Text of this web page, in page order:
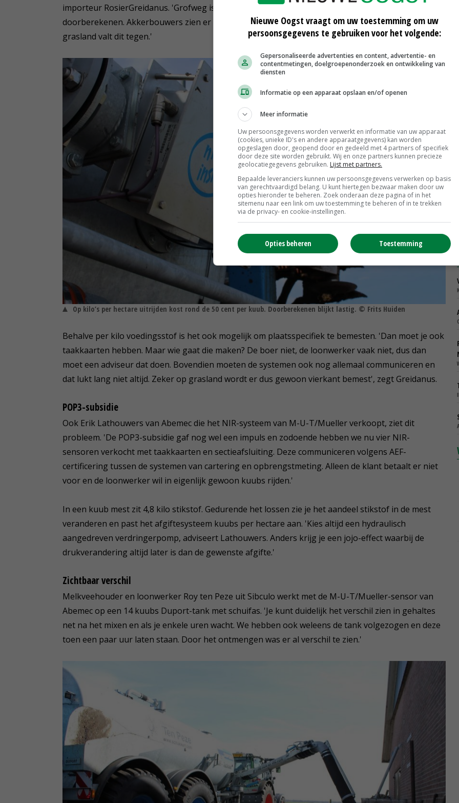
importeur RosierGreidanus. 'Grofweg is dat 50 cent per kuub, maar niet elke loonwerker kan dit
doorberekenen. Akkerbouwers zien er sneller meerwaarde van in, maar bij veehouders met
grasland valt dit tegen.'
Op kilo’s per hectare uitrijden kost rond de 50 cent per kuub. Doorberekenen blijkt lastig. © Frits Huiden
Behalve per kilo voedingsstof is het ook mogelijk om plaatsspecifiek te bemesten. 'Dan moet je ook
taakkaarten hebben. Maar wie gaat die maken? De boer niet, de loonwerker vaak niet, dus dan
moet een adviseur dat doen. Bovendien moeten de systemen ook nog allemaal communiceren en
dat lukt lang niet altijd. Zeker op grasland wordt er dus gewoon vierkant bemest', zegt Greidanus.
POP3-subsidie
Ook Erik Lathouwers van Abemec die het NIR-systeem van M-U-T/Mueller verkoopt, ziet dit
probleem. 'De POP3-subsidie gaf nog wel een impuls en zodoende hebben we nu vier NIR-
sensoren verkocht met taakkaarten en sectieafsluiting. Deze communiceren volgens AEF-
certificering tussen de systemen van cartering en opbrengstmeting. Alleen de klant betaalt er niet
voor en de loonwerker wil in eigenlijk gewoon kuubs rijden.'
In een kuub mest zit 4,8 kilo stikstof. Gedurende het lossen zie je het aandeel stikstof in de mest
veranderen en past het afgiftesysteem kuubs per hectare aan. 'Kies altijd een hydraulisch
aangedreven verdringerpomp, adviseert Lathouwers. Anders krijg je een jojo-effect waarbij de
drukverandering altijd later is dan de gewenste afgifte.'
Zichtbaar verschil
Melkveehouder en loonwerker Roy ten Peze uit Sibculo werkt met de M-U-T/Mueller-sensor van
Abemec op een 14 kuubs Duport-tank met schuifas. 'Je kunt duidelijk het verschil zien in gehaltes
net na het mixen en als je enkele uren wacht. We hebben ook weleens de tank volgezogen en deze
toen een paar uur laten staan. Door het ontmengen was er al verschil te zien.'
Nieuwe Oogst vraagt om uw toestemming om uw
persoonsgegevens te gebruiken voor het volgende:
Gepersonaliseerde advertenties en content, advertentie- en
contentmetingen, doelgroepenonderzoek en ontwikkeling van
diensten
Informatie op een apparaat opslaan en/of openen
Meer informatie
Uw persoonsgegevens worden verwerkt en informatie van uw apparaat
(cookies, unieke ID's en andere apparaatgegevens) kan worden
opgeslagen door, geopend door en gedeeld met 4 partners of specifiek
door deze site worden gebruikt. Wij en onze partners kunnen precieze
geolocatiegegevens gebruiken. Lijst met partners.
Bepaalde leveranciers kunnen uw persoonsgegevens verwerken op basis
van gerechtvaardigd belang. U kunt hiertegen bezwaar maken door uw
opties hieronder te beheren. Zoek onderaan deze pagina of in het
sitemenu naar een link om uw toestemming te beheren of in te trekken
via de privacy- en cookie-instellingen.
Toestemming
Opties beheren